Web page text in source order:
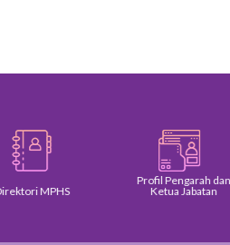
MPHS
Profil Pengarah dan
Ketua Jabatan